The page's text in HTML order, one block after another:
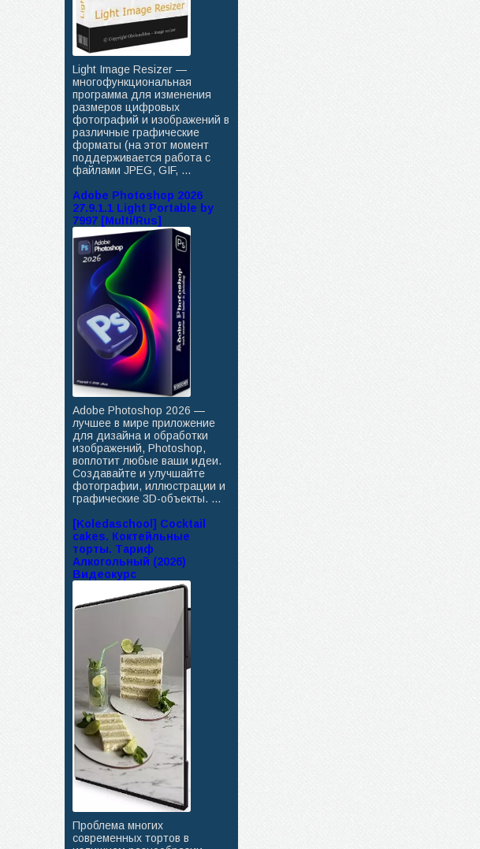
Light Image Resizer —
многофункциональная
программа для изменения
размеров цифровых
фотографий и изображений в
различные графические
форматы (на этот момент
поддерживается работа с
файлами JPEG, GIF, ...
Adobe Photoshop 2026
27.9.1.1 Light Portable by
7997 [Multi/Rus]
Adobe Photoshop 2026 —
лучшее в мире приложение
для дизайна и обработки
изображений, Photoshop,
воплотит любые ваши идеи.
Создавайте и улучшайте
фотографии, иллюстрации и
графические 3D-объекты. ...
[Koledaschool] Cocktail
cakes. Коктейльные
торты. Тариф
Алкогольный (2026)
Видеокурс
Проблема многих
современных тортов в